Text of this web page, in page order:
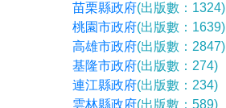
苗栗縣政府(出版數：1324)
桃園市政府(出版數：1639)
高雄市政府(出版數：2847)
基隆市政府(出版數：274)
連江縣政府(出版數：234)
雲林縣政府(出版數：589)